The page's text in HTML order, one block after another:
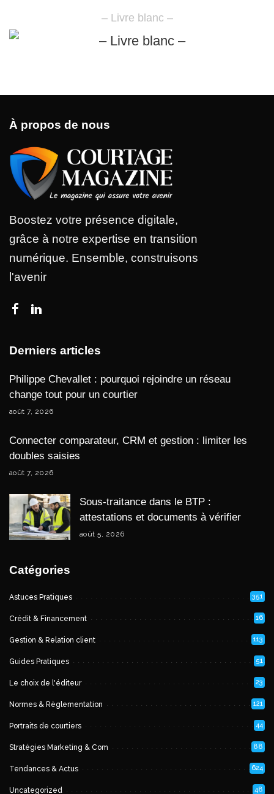
– Livre blanc –
À propos de nous
Boostez votre présence digitale,
grâce à notre expertise en transition
numérique. Ensemble, construisons
l'avenir
Derniers articles
Philippe Chevallet : pourquoi rejoindre un réseau
change tout pour un courtier
août 7, 2026
Connecter comparateur, CRM et gestion : limiter les
doubles saisies
août 7, 2026
Sous-traitance dans le BTP :
attestations et documents à vérifier
août 5, 2026
Catégories
Astuces Pratiques 351
Crédit & Financement 16
Gestion & Relation client 113
Guides Pratiques 51
Le choix de l'éditeur 23
Normes & Règlementation 121
Portraits de courtiers 44
Stratégies Marketing & Com 88
Tendances & Actus 624
Uncategorized 48